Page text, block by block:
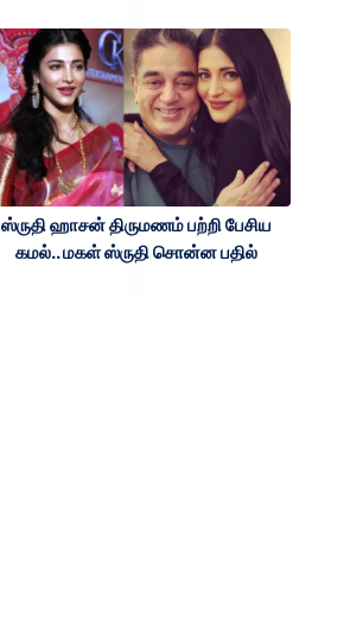
ஸ்ருதி ஹாசன் திருமணம் பற்றி பேசிய
கமல்.. மகள் ஸ்ருதி சொன்ன பதில்